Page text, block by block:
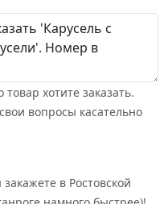
хотите заказать.
вопросы касательно
в Ростовской